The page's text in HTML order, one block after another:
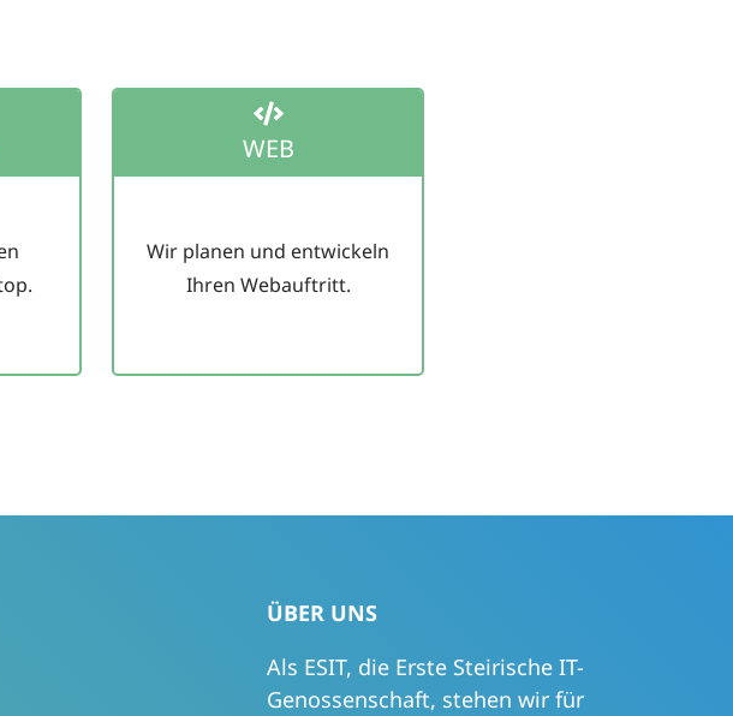
WEB
Wir planen und entwickeln
Ihren Webauftritt.
ÜBER UNS
Als ESIT, die Erste Steirische IT-
Genossenschaft, stehen wir für